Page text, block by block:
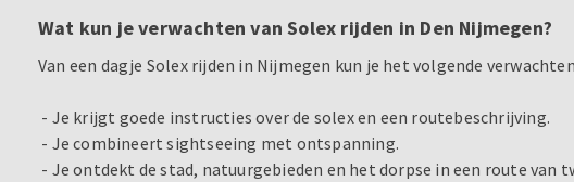
Wat kun je verwachten van Solex rijden in Den Nijmegen?
Van een dagje Solex rijden in Nijmegen kun je het volgende
- Je krijgt goede instructies over de solex en een routebeschrijving.
- Je combineert sightseeing met ontspanning.
- Je ontdekt de stad, natuurgebieden en het dorpse in een route van